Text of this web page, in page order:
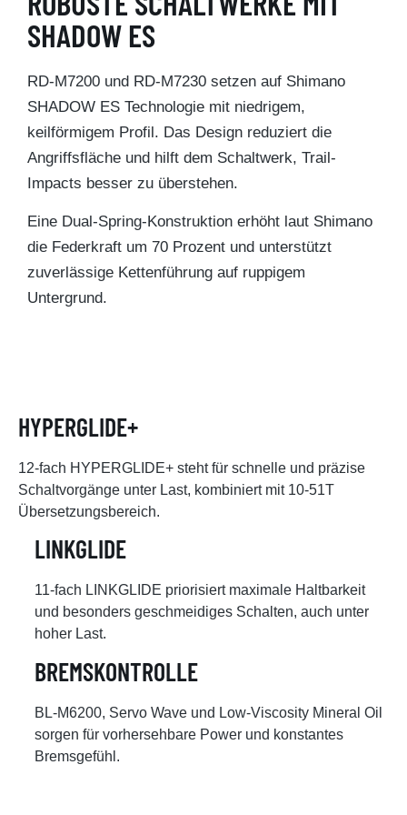
SHADOW ES
RD-M7200 und RD-M7230 setzen auf Shimano
SHADOW ES Technologie mit niedrigem,
keilförmigem Profil. Das Design reduziert die
Angriffsfläche und hilft dem Schaltwerk, Trail-
Impacts besser zu überstehen.
Eine Dual-Spring-Konstruktion erhöht laut Shimano
die Federkraft um 70 Prozent und unterstützt
zuverlässige Kettenführung auf ruppigem
Untergrund.
HYPERGLIDE+
12-fach HYPERGLIDE+ steht für schnelle und präzise
Schaltvorgänge unter Last, kombiniert mit 10-51T
Übersetzungsbereich.
LINKGLIDE
11-fach LINKGLIDE priorisiert maximale Haltbarkeit
und besonders geschmeidiges Schalten, auch unter
hoher Last.
BREMSKONTROLLE
BL-M6200, Servo Wave und Low-Viscosity Mineral Oil
sorgen für vorhersehbare Power und konstantes
Bremsgefühl.